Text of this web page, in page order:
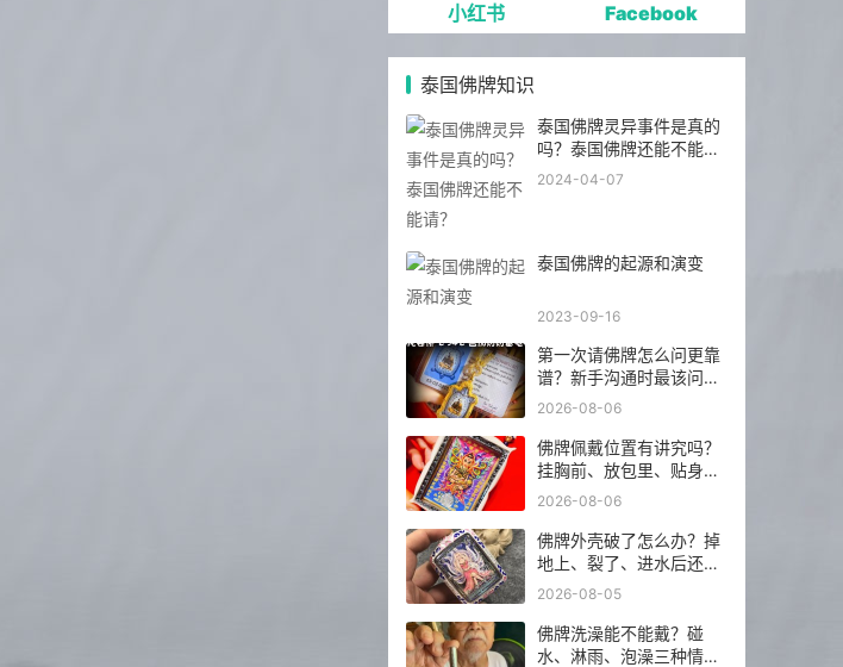
小红书 Facebook
泰国佛牌知识
泰国佛牌灵异事件是真的
吗？泰国佛牌还能不能
请？
2024-04-07
泰国佛牌的起源和演变
2023-09-16
第一次请佛牌怎么问更靠
谱？新手沟通时最该问的
5 个问题
2026-08-06
佛牌佩戴位置有讲究吗？
挂胸前、放包里、贴身戴
分别注意什么？
2026-08-06
佛牌外壳破了怎么办？掉
地上、裂了、进水后还能
不能继续戴？
2026-08-05
佛牌洗澡能不能戴？碰
水、淋雨、泡澡三种情况